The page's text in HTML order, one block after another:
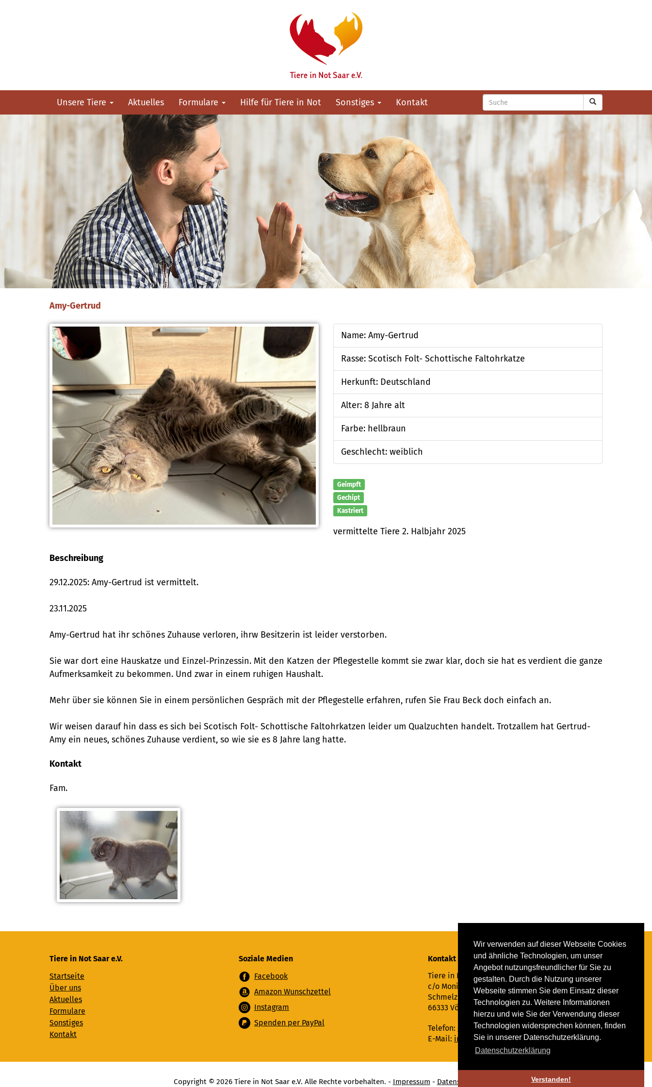
Wir verwenden auf dieser Webseite Cookies
und ähnliche Technologien, um unser
Angebot nutzungsfreundlicher für Sie zu
gestalten. Durch die Nutzung unserer
Webseite stimmen Sie dem Einsatz dieser
Technologien zu. Weitere Informationen
hierzu und wie Sie der Verwendung dieser
Technologien widersprechen können, finden
Sie in unserer Datenschutzerklärung.
Datenschutzerklärung
Verstanden!
Unsere Tiere Aktuelles Formulare Hilfe für Tiere in Not Sonstiges Kontakt
Amy-Gertrud
Name: Amy-Gertrud
Rasse: Scotisch Folt- Schottische Faltohrkatze
Herkunft: Deutschland
Alter: 8 Jahre alt
Farbe: hellbraun
Geschlecht: weiblich
Geimpft
Gechipt
Kastriert
vermittelte Tiere 2. Halbjahr 2025
Beschreibung
29.12.2025: Amy-Gertrud ist vermittelt.
23.11.2025
Amy-Gertrud hat ihr schönes Zuhause verloren, ihrw Besitzerin ist leider verstorben.
Sie war dort eine Hauskatze und Einzel-Prinzessin. Mit den Katzen der Pflegestelle kommt sie zwar klar, doch sie hat es verdient die ganze
Aufmerksamkeit zu bekommen. Und zwar in einem ruhigen Haushalt.
Mehr über sie können Sie in einem persönlichen Gespräch mit der Pflegestelle erfahren, rufen Sie Frau Beck doch einfach an.
Wir weisen darauf hin dass es sich bei Scotisch Folt- Schottische Faltohrkatzen leider um Qualzuchten handelt. Trotzallem hat Gertrud-
Amy ein neues, schönes Zuhause verdient, so wie sie es 8 Jahre lang hatte.
Kontakt
Fam.
Tiere in Not Saar e.V.
Startseite
Über uns
Aktuelles
Formulare
Sonstiges
Kontakt
Soziale Medien
Facebook
Amazon Wunschzettel
Instagram
Spenden per PayPal
Kontakt
Tiere in Not Saar e.V.
c/o Monika Ewen
Schmelzer Straße 22
66333 Völklingen
Telefon: 06898 294862
E-Mail: info@tiere-in-not-saar.de
Copyright © 2026 Tiere in Not Saar e.V. Alle Rechte vorbehalten. - Impressum - Datenschutz